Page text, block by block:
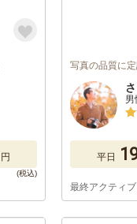
円
写真の品質に
平日
最終アクティ